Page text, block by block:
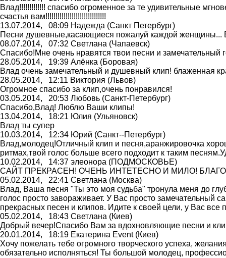
Влад!!!!!!!!!!!!! спасибо огроменное за те удивительные
счастья вам!!!!!!!!!!!!!!!!!!!!!!!!!!!!!!
13.07.2014, 08:09 Надежда (Санкт Петербург)
Песни душевные,касающиеся пожалуй каждой женщины...
08.07.2014, 07:32 Светлана (Чапаевск)
Спасибо!Мне очень нравятся твои песни и замечательный
28.05.2014, 19:39 Алёнка (Боровая)
Влад очень замечательный и душевный клип! блаженная
28.05.2014, 12:11 Виктория (Львов)
Огромное спасибо за клип,очень понравился!
03.05.2014, 20:53 Любовь (Санкт-Петербург)
Спасибо,Влад! Люблю Ваши клипы!
13.04.2014, 18:21 Юлия (Ульяновск)
Влад ты супер
10.03.2014, 12:34 Юрий (Санкт--Петербург)
Влад,молодец!Отличный клип и песня,аранжировочка
ритмах,твой голос больше всего подходит к таким
10.02.2014, 14:37 элеонора (ПОДМОСКОВЬЕ)
САЙТ ПРЕКРАСЕН! ОЧЕНЬ ИНТЕТЕСНО И МИЛО!
05.02.2014, 22:41 Светлана (Москва)
Влад, Ваша песня "Ты это моя судьба" тронула меня до
голос просто завораживает. У Вас просто замечательный
прекрасных песен и клипов. Идите к своей цели, у Вас все
05.02.2014, 18:43 Светлана (Киев)
Добрый вечер!Спасибо Вам за вдохновляющие песни и
20.01.2014, 18:19 Екатерина Event (Киев)
Хочу пожелать тебе огромного творческого успеха,
обязательно исполняться! Ты большой молодец,